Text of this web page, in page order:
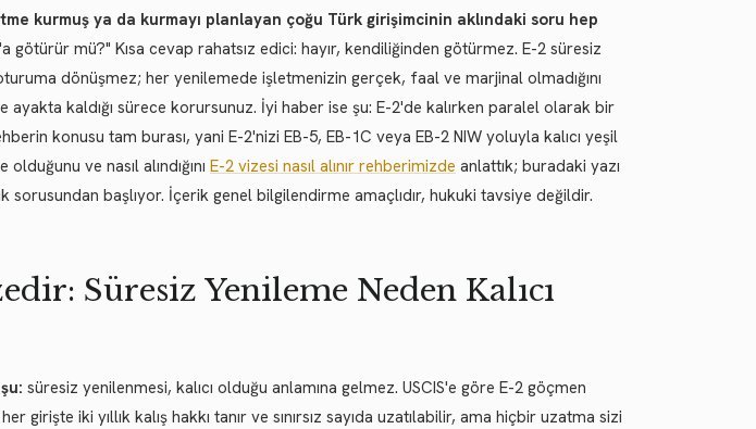
kurmuş ya da kurmayı planlayan çoğu Türk girişimcinin aklındaki soru hep
götürür mü?" Kısa cevap rahatsız edici: hayır, kendiliğinden götürmez. E-2 süresiz
dönüşmez; her yenilemede işletmenizin gerçek, faal ve marjinal olmadığını
ayakta kaldığı sürece korursunuz. İyi haber ise şu: E-2'de kalırken paralel olarak bir
konusu tam burası, yani E-2'nizi EB-5, EB-1C veya EB-2 NIW yoluyla kalıcı yeşil
ve nasıl alındığını E-2 vizesi nasıl alınır rehberimizde anlattık; buradaki yazı
sorusundan başlıyor. İçerik genel bilgilendirme amaçlıdır, hukuki tavsiye değildir.
Süresiz Yenileme Neden Kalıcı
süresiz yenilenmesi, kalıcı olduğu anlamına gelmez. USCIS'e göre E-2 göçmen
girişte iki yıllık kalış hakkı tanır ve sınırsız sayıda uzatılabilir, ama hiçbir uzatma sizi